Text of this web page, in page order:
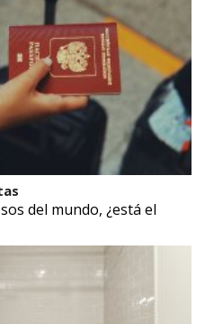
del mundo, ¿está el